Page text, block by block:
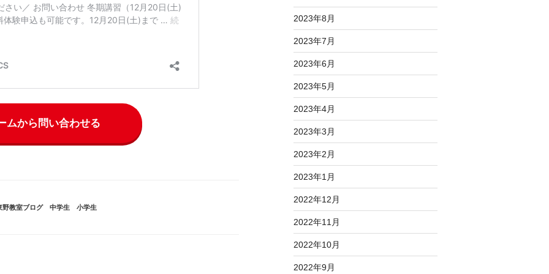
ムから問い合わせる
野教室ブログ、中学生 、小学生
2023年8月
2023年7月
2023年6月
2023年5月
2023年4月
2023年3月
2023年2月
2023年1月
2022年12月
2022年11月
2022年10月
2022年9月